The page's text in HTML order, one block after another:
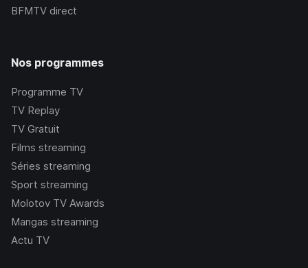
BFMTV direct
Nos programmes
Programme TV
TV Replay
TV Gratuit
Films streaming
Séries streaming
Sport streaming
Molotov TV Awards
Mangas streaming
Actu TV